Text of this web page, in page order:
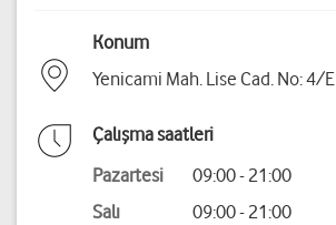
Konum
Yenicami Mah. Lise Cad. No: 4/E
Çalışma saatleri
Pazartesi
09:00 - 21:00
Salı
09:00 - 21:00